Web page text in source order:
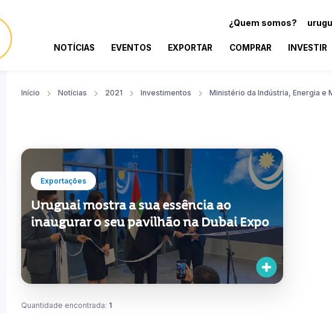
¿Quem somos?
NOTÍCIAS EVENTOS EXPORTAR COMPRAR INVESTIR
Início Notícias 2021 Investimentos Ministério da Indústria, Energia e
Exportações
Uruguai mostra a sua essência ao
inaugurar o seu pavilhão na Dubai Expo
Quantidade encontrada: 1